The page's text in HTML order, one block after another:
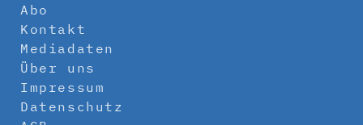
Abo
Kontakt
Mediadaten
Über uns
Impressum
Datenschutz